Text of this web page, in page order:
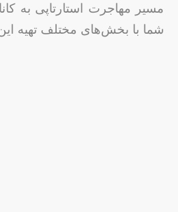
مسیر مهاجرت استارتاپی به
شما با بخش‌های مختلف تهیه